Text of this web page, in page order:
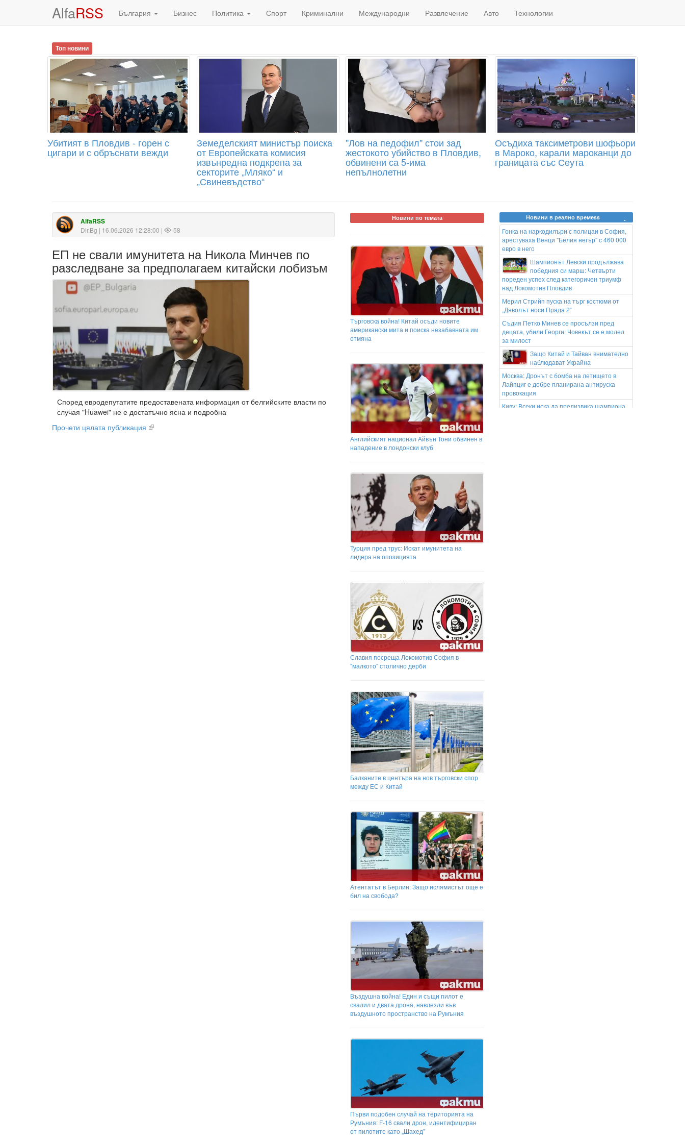
AlfaRSS България Бизнес Политика Спорт Криминални Международни Развлечение Авто Технологии
Топ новини
Убитият в Пловдив - горен с
цигари и с обръснати вежди
Земеделският министър поиска
от Европейската комисия
извънредна подкрепа за
секторите „Мляко“ и
„Свиневъдство“
"Лов на педофил" стои зад
жестокото убийство в Пловдив,
обвинени са 5-има
непълнолетни
Осъдиха таксиметрови шофьори
в Мароко, карали мароканци до
границата със Сеута
AlfaRSS
Dir.Bg | 16.06.2026 12:28:00 | 58
ЕП не свали имунитета на Никола Минчев по
разследване за предполагаем китайски лобизъм
Според евродепутатите предоставената информация от белгийските власти по
случая "Huawei" не е достатъчно ясна и подробна
Прочети цялата публикация
Новини по темата
Търговска война! Китай осъди новите
американски мита и поиска незабавната им
отмяна
Английският национал Айвън Тони обвинен в
нападение в лондонски клуб
Турция пред трус: Искат имунитета на
лидера на опозицията
Славия посреща Локомотив София в
"малкото" столично дерби
Балканите в центъра на нов търговски спор
между ЕС и Китай
Атентатът в Берлин: Защо ислямистът още е
бил на свобода?
Въздушна война! Един и същи пилот е
свалил и двата дрона, навлезли във
въздушното пространство на Румъния
Първи подобен случай на територията на
Румъния: F-16 свали дрон, идентифициран
от пилотите като „Шахед”
Новини в реално времеss
Гонка на наркодилъри с полицаи в София,
арестуваха Венци "Белия негър" с 460 000
евро в него
Шампионът Левски продължава
победния си марш: Четвърти
пореден успех след категоричен триумф
над Локомотив Пловдив
Мерил Стрийп пуска на търг костюми от
„Дяволът носи Прада 2“
Съдия Петко Минев се просълзи пред
децата, убили Георги: Човекът се е молел
за милост
Защо Китай и Тайван внимателно
наблюдават Украйна
Москва: Дронът с бомба на летището в
Лайпциг е добре планирана антируска
провокация
Киву: Всеки иска да предизвика шампиона